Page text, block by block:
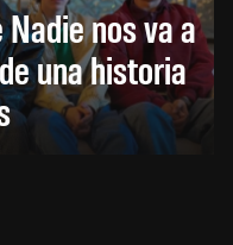
nos va a
una historia